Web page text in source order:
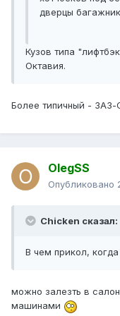
дверцы
Кузов типа
Октавия.
Более типичный - ЗАЗ-
OlegSS
Опубликовано
Chicken сказал:
В чем прикол,
можно залезть в
машинами